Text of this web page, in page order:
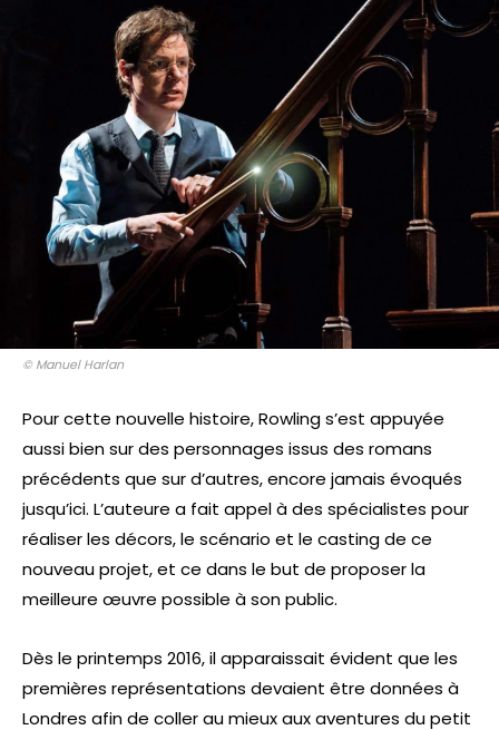
© Manuel Harlan
Pour cette nouvelle histoire, Rowling s’est appuyée
aussi bien sur des personnages issus des romans
précédents que sur d’autres, encore jamais évoqués
jusqu’ici. L’auteure a fait appel à des spécialistes pour
réaliser les décors, le scénario et le casting de ce
nouveau projet, et ce dans le but de proposer la
meilleure œuvre possible à son public.
Dès le printemps 2016, il apparaissait évident que les
premières représentations devaient être données à
Londres afin de coller au mieux aux aventures du petit